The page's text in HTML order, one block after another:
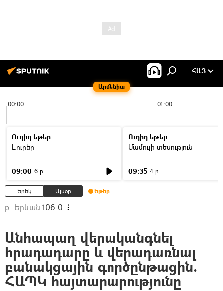
Արմենիա
ՀԱՅ
00:00 01:00
Ուղիղ եթեր
Լուրեր
09:00 6 ր
Ուղիղ եթեր
Մամուլի տեսություն
09:35 4 ր
Երեկ Այսօր Եթեր
ք. Երևան 106.0
Անհապաղ վերականգնել
հրադադարը և վերադառնալ
բանակցային գործընթացին.
ՀԱՊԿ հայտարարությունը